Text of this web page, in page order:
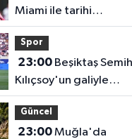
Miami ile tarihi
performans! Rekorlara
doymuyor
Spor
23:00Beşiktaş Semih
Kılıçsoy'un galiyle
avantajı elde etti!
Güncel
23:00Muğla'da